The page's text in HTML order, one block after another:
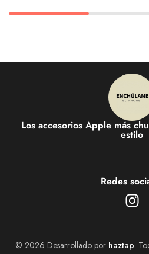
Los accesorios Apple más
estilo
Redes
© 2026 Desarrollado por haztap.